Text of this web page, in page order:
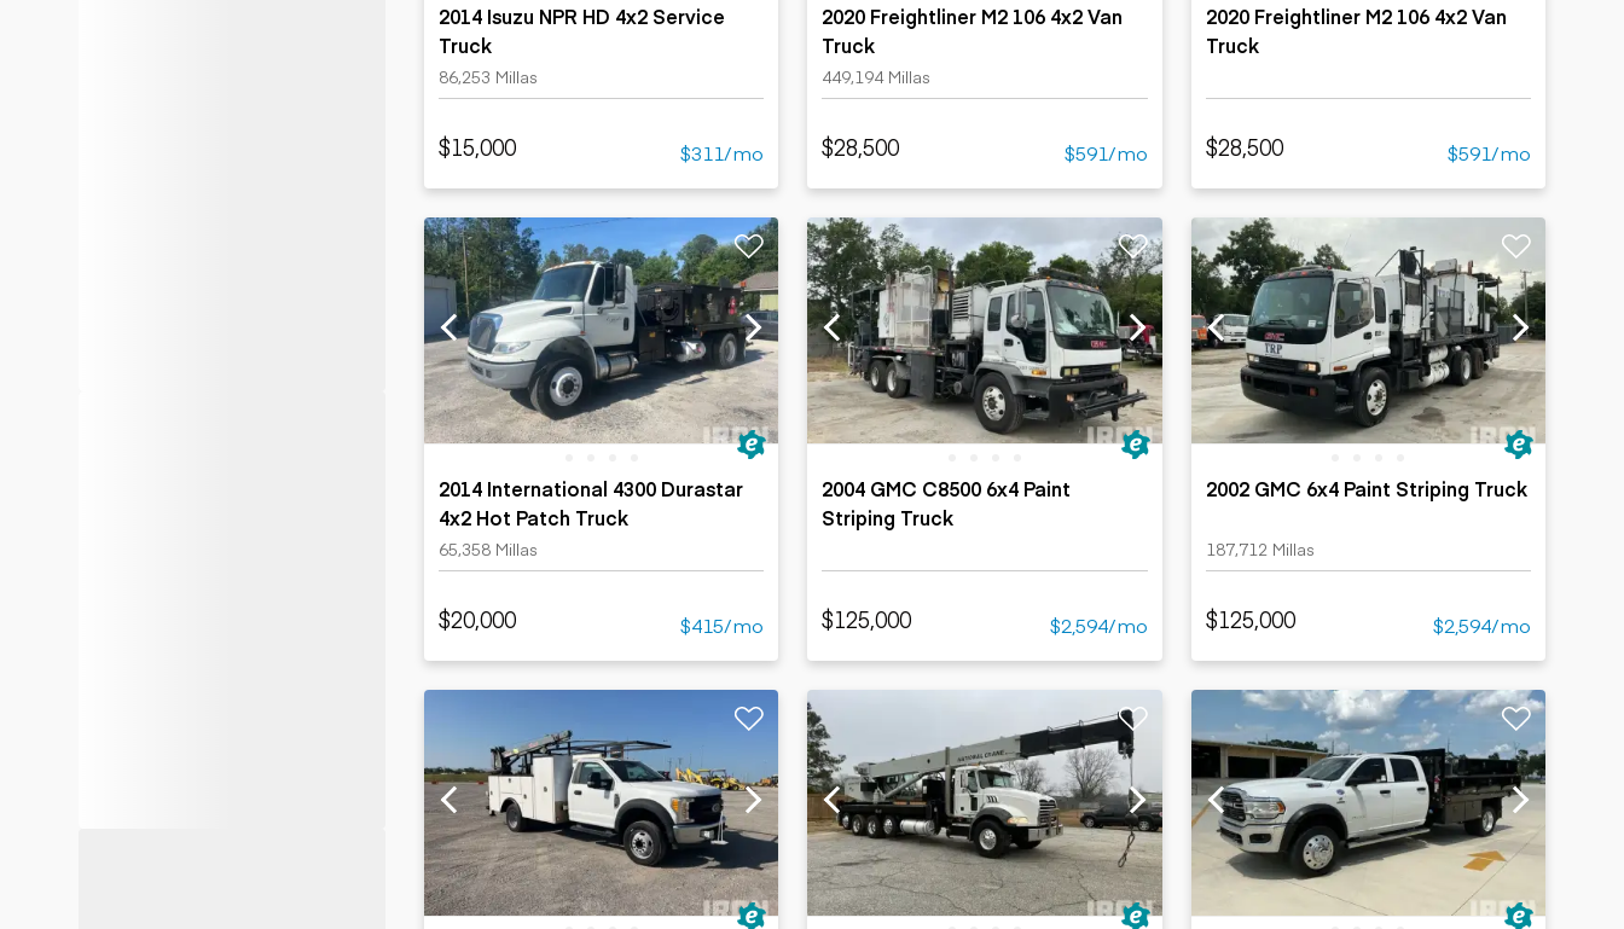
2014 Isuzu NPR HD 4x2 Service
Truck
86,253 Millas
$15,000 $311/mo
2020 Freightliner M2 106 4x2 Van
Truck
449,194 Millas
$28,500 $591/mo
2020 Freightliner M2 106 4x2 Van
Truck
$28,500 $591/mo
2014 International 4300 Durastar
4x2 Hot Patch Truck
65,358 Millas
$20,000 $415/mo
2004 GMC C8500 6x4 Paint
Striping Truck
$125,000 $2,594/mo
2002 GMC 6x4 Paint Striping Truck
187,712 Millas
$125,000 $2,594/mo